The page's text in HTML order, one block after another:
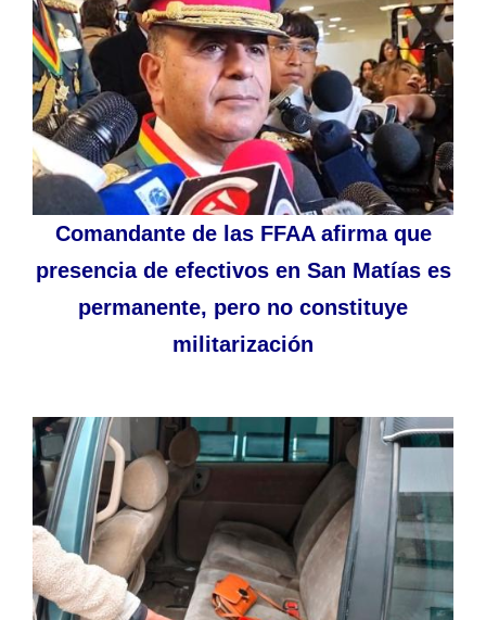
Comandante de las FFAA afirma que
presencia de efectivos en San Matías es
permanente, pero no constituye
militarización